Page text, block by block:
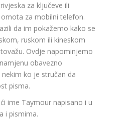
za ključeve ili
za mobilni telefon.
da im pokažemo kako se
ruskom ili kineskom
Ovdje napominjemo
obavezno
ko je stručan da
pisma.
ime Taymour napisano i u
i pismima.